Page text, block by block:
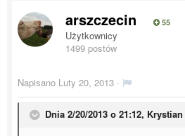
arszczecin 55
Użytkownicy
1499 postów
Napisano Luty 20, 2013 ·
Dnia 2/20/2013 o 21:12,